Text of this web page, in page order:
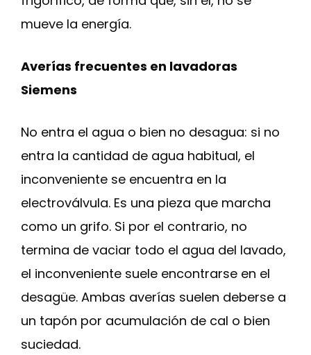
mueve la energía.
Averías frecuentes en lavadoras
Siemens
No entra el agua o bien no desagua: si no
entra la cantidad de agua habitual, el
inconveniente se encuentra en la
electroválvula. Es una pieza que marcha
como un grifo. Si por el contrario, no
termina de vaciar todo el agua del lavado,
el inconveniente suele encontrarse en el
desagüe. Ambas averías suelen deberse a
un tapón por acumulación de cal o bien
suciedad.